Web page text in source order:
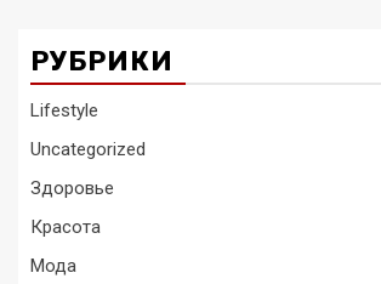
РУБРИКИ
Lifestyle
Uncategorized
Здоровье
Красота
Мода